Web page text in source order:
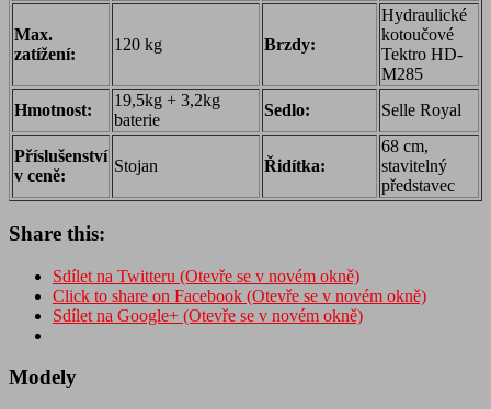
Max.
zatížení:
120 kg Brzdy:
Hydraulické
kotoučové
Tektro HD-
M285
Hmotnost:
19,5kg + 3,2kg
baterie
Sedlo: Selle Royal
Příslušenství
v ceně:
Stojan Řidítka:
68 cm,
stavitelný
představec
Share this:
Sdílet na Twitteru (Otevře se v novém okně)
Click to share on Facebook (Otevře se v novém okně)
Sdílet na Google+ (Otevře se v novém okně)
Modely